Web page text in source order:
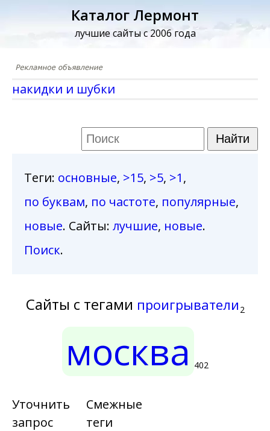
Каталог Лермонт
лучшие сайты с 2006 года
накидки и шубки
Теги: основные, >15, >5, >1,
по буквам, по частоте, популярные,
новые. Сайты: лучшие, новые.
Поиск.
Сайты с тегами проигрыватели 2
москва 402
Уточнить
запрос
Смежные
теги